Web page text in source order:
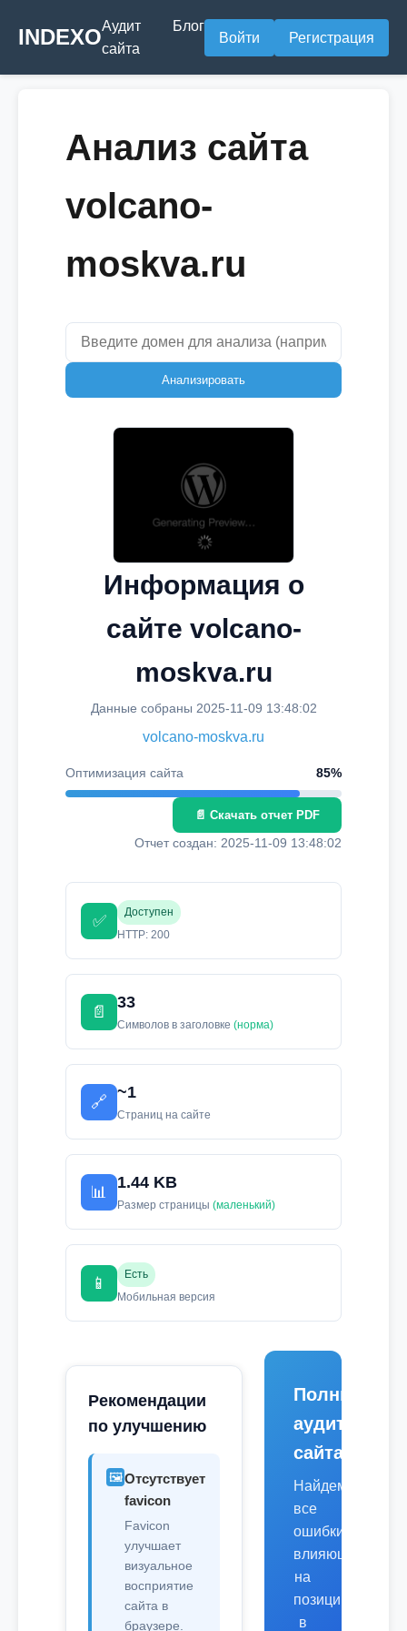
INDEXOАудит
сайта
Блог
Войти Регистрация
Анализ сайта
volcano-
moskva.ru
Анализировать
Информация о
сайте volcano-
moskva.ru
Данные собраны 2025-11-09 13:48:02
volcano-moskva.ru
Оптимизация сайта 85%
📄 Скачать отчет PDF
Отчет создан: 2025-11-09 13:48:02
✅
Доступен
HTTP: 200
📄
33
Символов в заголовке (норма)
🔗
~1
Страниц на сайте
📊
1.44 KB
Размер страницы (маленький)
📱
Есть
Мобильная версия
Рекомендации
по улучшению
🖼️Отсутствует
favicon
Favicon
улучшает
визуальное
восприятие
сайта в
браузере.
Полный
аудит
сайта
Найдем
все
ошибки,
влияющие
на
позиции
в